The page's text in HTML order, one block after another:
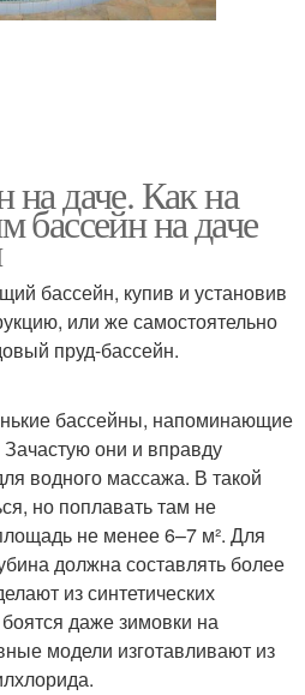
на даче. Как на
бассейн на даче
бассейн, купив и установив
или же самостоятельно
пруд-бассейн.
бассейны, напоминающие
они и вправду
водного массажа. В такой
но поплавать там не
не менее 6–7 м². Для
должна составлять более
из синтетических
даже зимовки на
модели изготавливают из